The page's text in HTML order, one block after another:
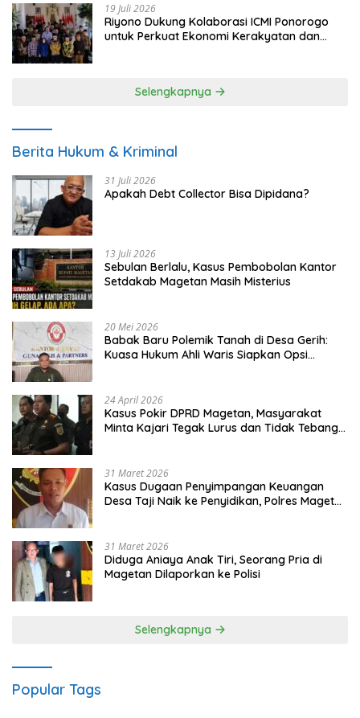
19 Juli 2026
Riyono Dukung Kolaborasi ICMI Ponorogo
untuk Perkuat Ekonomi Kerakyatan dan
Selengkapnya
Berita Hukum & Kriminal
31 Juli 2026
Apakah Debt Collector Bisa Dipidana?
13 Juli 2026
Sebulan Berlalu, Kasus Pembobolan Kantor
Setdakab Magetan Masih Misterius
20 Mei 2026
Babak Baru Polemik Tanah di Desa Gerih:
Kuasa Hukum Ahli Waris Siapkan Opsi
24 April 2026
Kasus Pokir DPRD Magetan, Masyarakat
Minta Kajari Tegak Lurus dan Tidak Tebang
31 Maret 2026
Kasus Dugaan Penyimpangan Keuangan
Desa Taji Naik ke Penyidikan, Polres Magetan
31 Maret 2026
Diduga Aniaya Anak Tiri, Seorang Pria di
Magetan Dilaporkan ke Polisi
Selengkapnya
Popular Tags